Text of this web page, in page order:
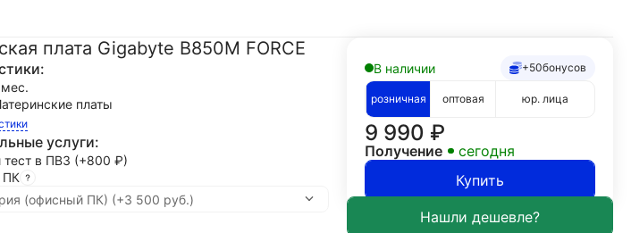
плата Gigabyte B850M FORCE
платы
услуги:
в ПВЗ (+800 ₽)
ПК
В наличии +50бонусов
розничная оптовая юр. лица
9 990 ₽
Получение
сегодня
Купить